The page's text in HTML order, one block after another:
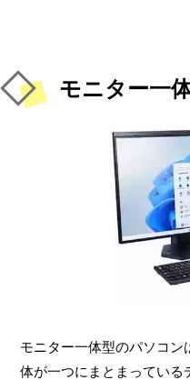
モニター一
モニター一体型のパソコ
体が一つにまとまってい